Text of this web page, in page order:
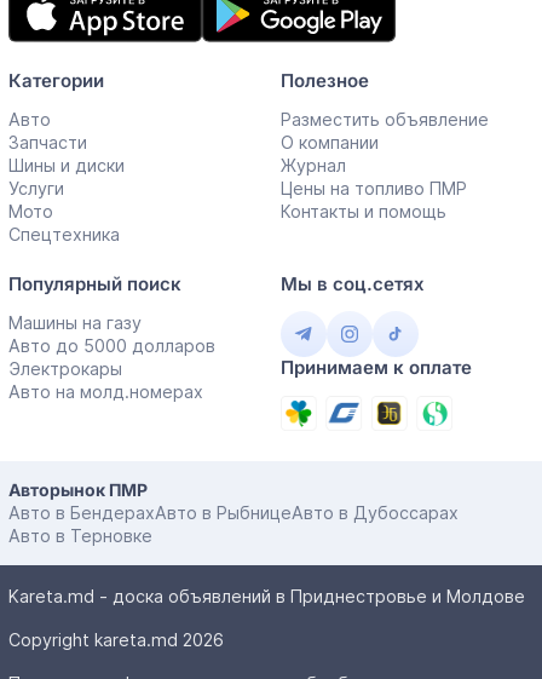
приложение
Категории
Авто
Запчасти
Шины и диски
Услуги
Мото
Спецтехника
Полезное
Разместить объявление
О компании
Журнал
Цены на топливо ПМР
Контакты и помощь
Популярный поиск
Машины на газу
Авто до 5000 долларов
Электрокары
Авто на молд.номерах
Мы в соц.сетях
Принимаем к оплате
Авторынок ПМР
Авто в БендерахАвто в РыбницеАвто в Дубоссарах
Авто в Терновке
Kareta.md - доска объявлений в Приднестровье и Молдове
Copyright kareta.md 2026